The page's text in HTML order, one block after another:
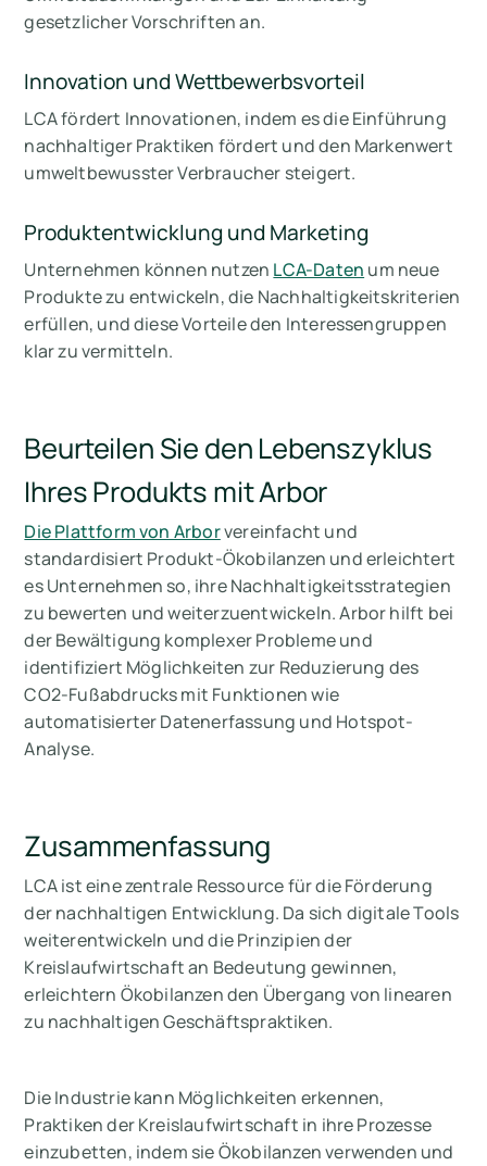
gesetzlicher Vorschriften an.
Innovation und Wettbewerbsvorteil
LCA fördert Innovationen, indem es die Einführung
nachhaltiger Praktiken fördert und den Markenwert
umweltbewusster Verbraucher steigert.
Produktentwicklung und Marketing
Unternehmen können nutzen LCA-Daten um neue
Produkte zu entwickeln, die Nachhaltigkeitskriterien
erfüllen, und diese Vorteile den Interessengruppen
klar zu vermitteln.
Beurteilen Sie den Lebenszyklus
Ihres Produkts mit Arbor
Die Plattform von Arborvereinfacht und
standardisiert Produkt-Ökobilanzen und erleichtert
es Unternehmen so, ihre Nachhaltigkeitsstrategien
zu bewerten und weiterzuentwickeln. Arbor hilft bei
der Bewältigung komplexer Probleme und
identifiziert Möglichkeiten zur Reduzierung des
CO2-Fußabdrucks mit Funktionen wie
automatisierter Datenerfassung und Hotspot-
Analyse.
Zusammenfassung
LCA ist eine zentrale Ressource für die Förderung
der nachhaltigen Entwicklung. Da sich digitale Tools
weiterentwickeln und die Prinzipien der
Kreislaufwirtschaft an Bedeutung gewinnen,
erleichtern Ökobilanzen den Übergang von linearen
zu nachhaltigen Geschäftspraktiken.
Die Industrie kann Möglichkeiten erkennen,
Praktiken der Kreislaufwirtschaft in ihre Prozesse
einzubetten, indem sie Ökobilanzen verwenden und